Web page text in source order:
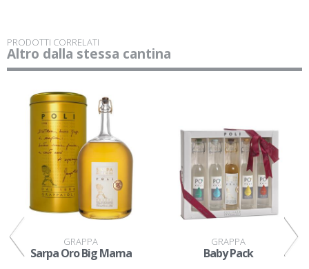
PRODOTTI CORRELATI
Altro dalla stessa cantina
GRAPPA
Sarpa Oro Big Mama
GRAPPA
Baby Pack